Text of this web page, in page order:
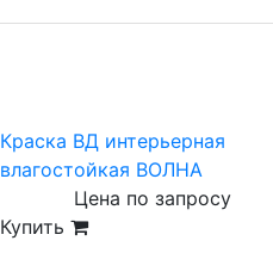
Краска ВД интерьерная
влагостойкая ВОЛНА
Цена по запросу
Купить